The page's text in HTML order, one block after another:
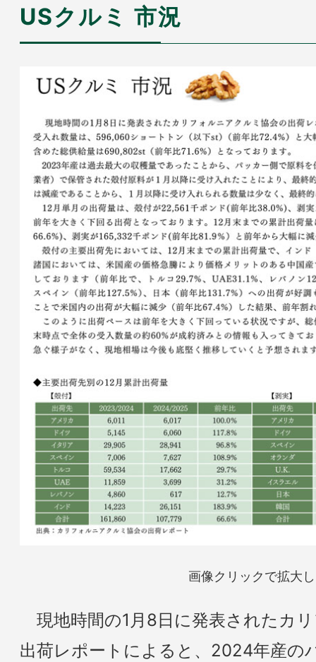
USクルミ 市況
画像クリックで拡大
現地時間の1月8日に発表されたカ
出荷レポートによると、2024年産の